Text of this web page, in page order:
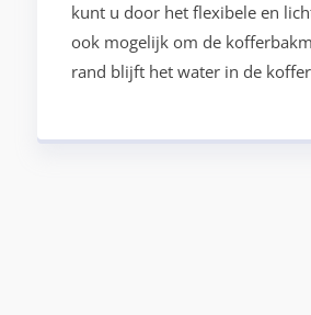
kunt u door het flexibele en
ook mogelijk om de
rand blijft het water in de